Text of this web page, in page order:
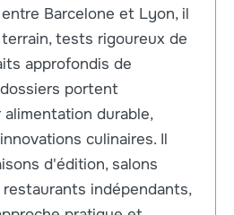
Barcelone et Lyon, il
tests rigoureux de
approfondis de
portent
durable,
culinaires. Il
d'édition, salons
indépendants,